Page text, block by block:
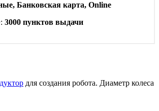
Банковская карта, Online
3000 пунктов выдачи
для создания робота. Диаметр колеса